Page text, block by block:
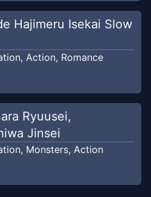
Hajimeru Isekai Slow
, Action, Romance
Ryuusei,
Jinsei
, Monsters, Action